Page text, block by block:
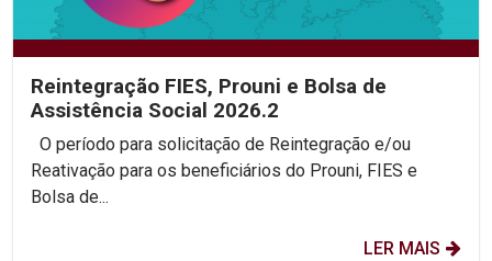
Reintegração FIES, Prouni e Bolsa de
Assistência Social 2026.2
Reativação para os beneficiários do Prouni, FIES e
Bolsa de...
LER MAIS